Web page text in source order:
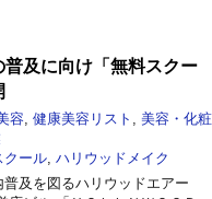
及に向け「無料スクー
容 健康美容リスト
美容・化粧
クール ハリウッドメイク
及を図るハリウッドエアー